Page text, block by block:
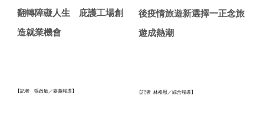
翻轉障礙人生 庇護工場創
造就業機會
【記者 張啟敏／嘉義報導】
後疫情旅遊新選擇一正念旅
遊成熱潮
【記者 林裕恩／綜合報導】